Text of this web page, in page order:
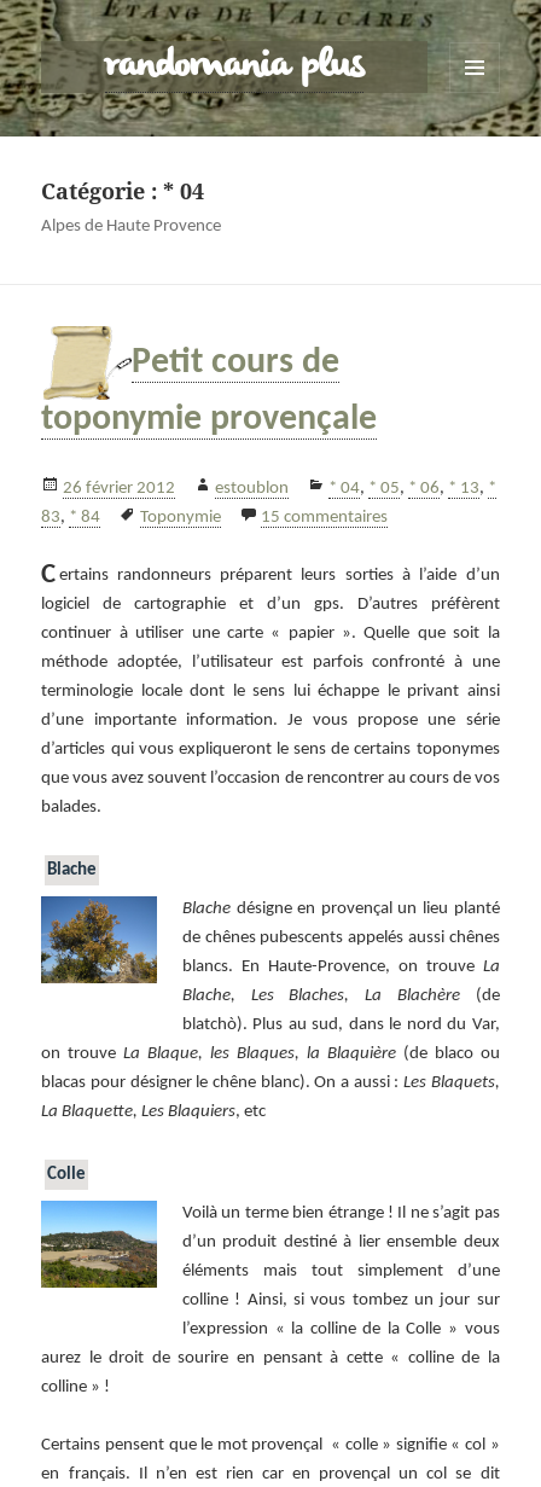
randomania plus
MENU
ET
WIDGETS
Catégorie :* 04
Alpes de Haute Provence
Petit cours de
toponymie provençale
Publié
le
26 février 2012 Auteur
estoublon Catégories
* 04, * 05, * 06, * 13, *
83, * 84
Mots-
Toponymie 15 commentairessur Petit cours de
C ertains randonneurs préparent leurs sorties à l’aide d’un
logiciel de cartographie et d’un gps. D’autres préfèrent
continuer à utiliser une carte « papier ». Quelle que soit la
méthode adoptée, l’utilisateur est parfois confronté à une
terminologie locale dont le sens lui échappe le privant ainsi
d’une importante information. Je vous propose une série
d’articles qui vous expliqueront le sens de certains toponymes
que vous avez souvent l’occasion de rencontrer au cours de vos
balades.
Blache
Blachedésigne en provençal un lieu planté
de chênes pubescents appelés aussi chênes
blancs. En Haute-Provence, on trouve La
Blache, Les Blaches, La Blachère(de
blatchò). Plus au sud, dans le nord du Var,
on trouveLa Blaque, les Blaques, la Blaquière(de blaco ou
blacas pour désigner le chêne blanc). On a aussi : Les Blaquets,
La Blaquette, Les Blaquiers, etc
Colle
Voilà un terme bien étrange ! Il ne s’agit pas
d’un produit destiné à lier ensemble deux
éléments mais tout simplement d’une
colline ! Ainsi, si vous tombez un jour sur
l’expression « la colline de la Colle » vous
aurez le droit de sourire en pensant à cette « colline de la
colline » !
Certains pensent que le mot provençal « colle » signifie « col »
en français. Il n’en est rien car en provençal un col se dit